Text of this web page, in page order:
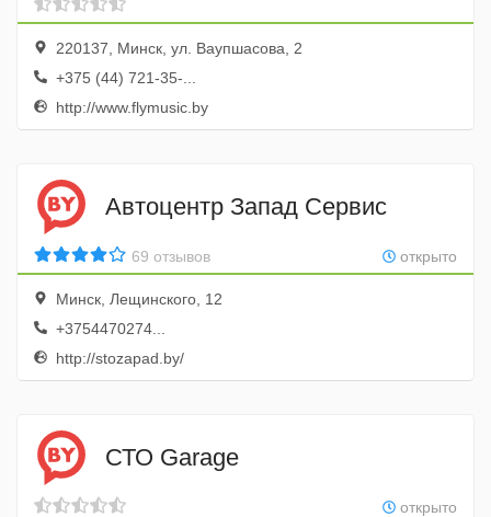
220137, Минск, ул. Ваупшасова, 2
+375 (44) 721-35-...
http://www.flymusic.by
Автоцентр Запад Сервис
открыто
69 отзывов
Минск, Лещинского, 12
+3754470274...
http://stozapad.by/
СТО Garage
открыто